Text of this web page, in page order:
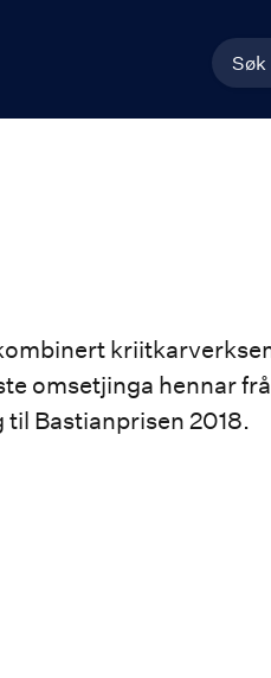
Søk
omsetjinga hennar
Bastianprisen 2018.